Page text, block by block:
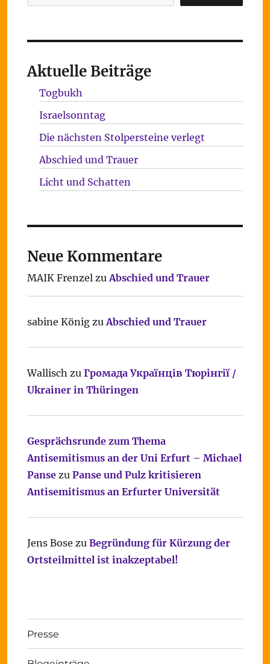
Aktuelle Beiträge
Togbukh
Israelsonntag
Die nächsten Stolpersteine verlegt
Abschied und Trauer
Licht und Schatten
Neue Kommentare
MAIK FrenzelzuAbschied und Trauer
sabine KönigzuAbschied und Trauer
Wallisch zu Громада Українців Тюрінгії /
Ukrainer in Thüringen
Gesprächsrunde zum Thema
Antisemitismus an der Uni Erfurt – Michael
Pansezu Panse und Pulz kritisieren
Antisemitismus an Erfurter Universität
Jens Bose zu Begründung für Kürzung der
Ortsteilmittel ist inakzeptabel!
Presse